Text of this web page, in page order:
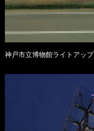
神戸市立博物館ライトアップ